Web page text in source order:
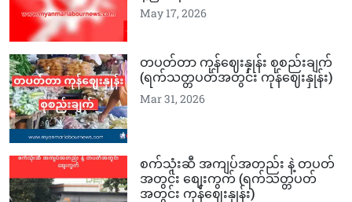
May 17, 2026
တပတ်တာ ကုန်ဈေးနှုန်း စုစည်းချက်
(ရက်သတ္တပတ်အတွင်း ကုန်ဈေးနှုန်း)
Mar 31, 2026
စက်သုံးဆီ အကျပ်အတည်း နဲ့ တပတ်
အတွင်း စျေးကွက် (ရက်သတ္တပတ်
အတွင်း ကုန်ဈေးနှုန်း)